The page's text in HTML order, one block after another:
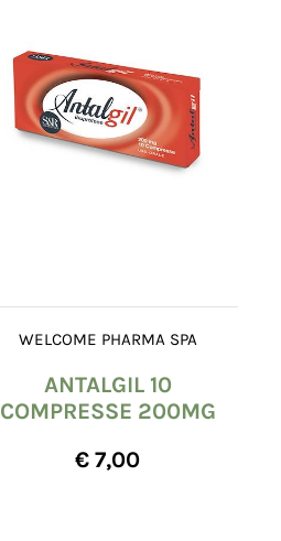
WELCOME PHARMA SPA
ANTALGIL 10
COMPRESSE 200MG
€ 7,00